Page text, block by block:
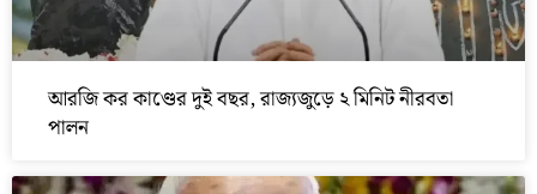
আরজি কর কাণ্ডের দুই বছর, রাজ্যজুড়ে ২ মিনিট নীরবতা
পালন